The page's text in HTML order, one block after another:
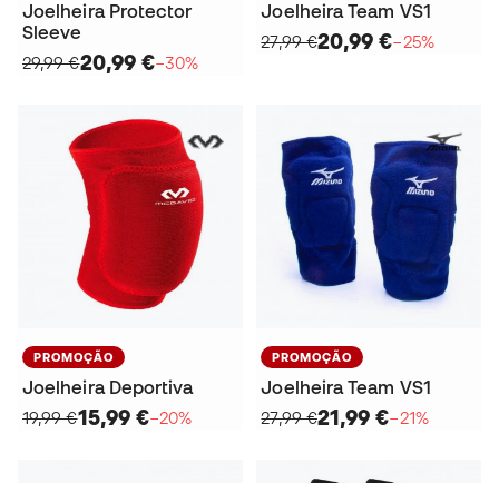
Joelheira Protector
Sleeve
29,99 €20,99 €−30%
Joelheira Team VS1
27,99 €20,99 €−25%
PROMOÇÃO
Joelheira Deportiva
19,99 €15,99 €−20%
PROMOÇÃO
Joelheira Team VS1
27,99 €21,99 €−21%